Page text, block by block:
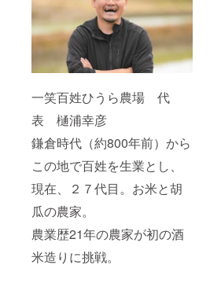
一笑百姓ひうら農場 代
表 樋浦幸彦
鎌倉時代（約800年前）から
この地で百姓を生業とし、
現在、２７代目。お米と胡
瓜の農家。
農業歴21年の農家が初の酒
米造りに挑戦。